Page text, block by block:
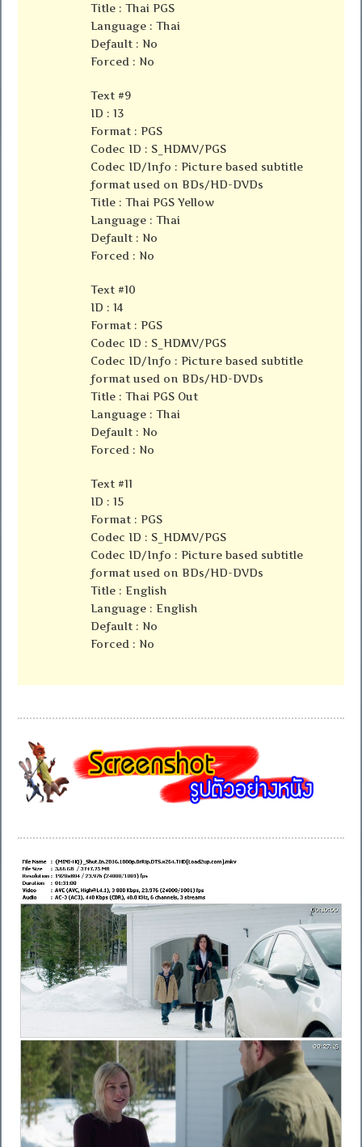
Title : Thai PGS
Language : Thai
Default : No
Forced : No
Text #9
ID : 13
Format : PGS
Codec ID : S_HDMV/PGS
Codec ID/Info : Picture based subtitle
format used on BDs/HD-DVDs
Title : Thai PGS Yellow
Language : Thai
Default : No
Forced : No
Text #10
ID : 14
Format : PGS
Codec ID : S_HDMV/PGS
Codec ID/Info : Picture based subtitle
format used on BDs/HD-DVDs
Title : Thai PGS Out
Language : Thai
Default : No
Forced : No
Text #11
ID : 15
Format : PGS
Codec ID : S_HDMV/PGS
Codec ID/Info : Picture based subtitle
format used on BDs/HD-DVDs
Title : English
Language : English
Default : No
Forced : No